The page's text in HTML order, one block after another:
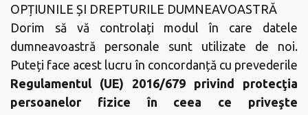
OPȚIUNILE ȘI DREPTURILE DUMNEAVOASTRĂ
Dorim să vă controlați modul în care datele
dumneavoastră personale sunt utilizate de noi.
Puteți face acest lucru în concordanță cu prevederile
Regulamentul (UE) 2016/679 privind protecţia
persoanelor fizice în ceea ce priveşte